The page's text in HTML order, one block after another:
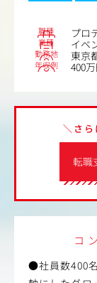
職種 プロ
業種 イベ
勤務地 東京
年収例 400
転職
＼さ
コ
●社員数400